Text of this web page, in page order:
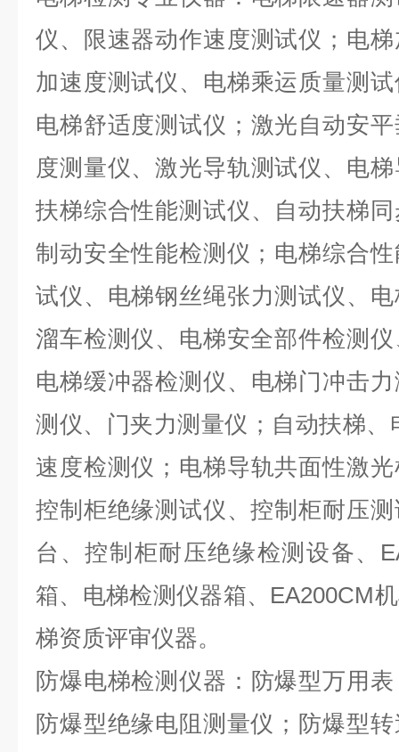
仪 、 限速器动作速度测试仪 ； 电
加速度测试仪 、 电梯乘运质量测
电梯舒适度测试仪 ； 激光自动安
度测量仪、激光导轨测试仪 、 电
扶梯综合性能测试仪 、 自动扶梯
制动安全性能检测仪； 电梯综合
试仪、 电梯钢丝绳张力测试仪、
溜车检测仪、电梯安全部件检测
电梯缓冲器检测仪 、 电梯门冲击
测仪、 门夹力测量仪 ； 自动扶梯、
速度检测仪 ； 电梯导轨共面性激
控制柜绝缘测试仪、控制柜耐压
台、控制柜耐压绝缘检测设备、
箱、 电梯检测仪器箱、 EA200CM
梯资质评审仪器。
防爆电梯检测仪器： 防爆型万用表
防爆型绝缘电阻测量仪 ； 防爆型